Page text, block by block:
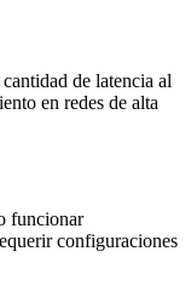
de latencia al
en redes de alta
funcionar
configuraciones